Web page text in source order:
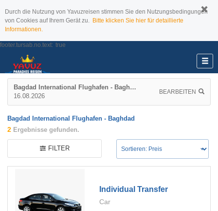
Durch die Nutzung von Yavuzreisen stimmen Sie den Nutzungsbedingungen
von Cookies auf Ihrem Gerät zu. Bitte klicken Sie hier für detaillierte
Informationen.
footer.tursab.no.text: true
Bagdad International Flughafen - Baghdad
16.08.2026
BEARBEITEN
Bagdad International Flughafen - Baghdad
2 Ergebnisse gefunden.
FILTER
Individual Transfer
Car